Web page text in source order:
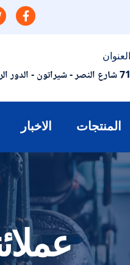
العنوان
71 شارع النصر - شيراتون - الدور الرابع
المنتجات الاخبار